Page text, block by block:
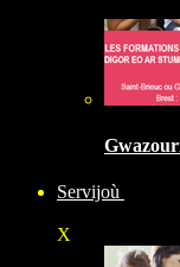
Servijoù
X